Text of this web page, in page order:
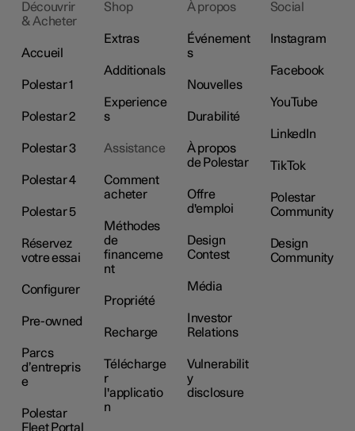
Découvrir
& Acheter
Accueil
Polestar 1
Polestar 2
Polestar 3
Polestar 4
Polestar 5
Réservez
votre essai
Configurer
Pre-owned
Parcs
d’entrepris
e
Polestar
Fleet Portal
Shop
Extras
Additionals
Experience
s
Assistance
Comment
acheter
Méthodes
de
financeme
nt
Propriété
Recharge
Télécharge
r
l'applicatio
n
À propos
Événement
s
Nouvelles
Durabilité
À propos
de Polestar
Offre
d'emploi
Design
Contest
Média
Investor
Relations
Vulnerabilit
y
disclosure
Social
Instagram
Facebook
YouTube
LinkedIn
TikTok
Polestar
Community
Design
Community